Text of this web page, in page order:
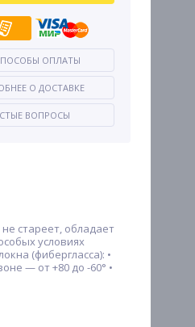
ОПЛАТЫ
О ДОСТАВКЕ
ВОПРОСЫ
стареет, обладает
условиях
(фибергласса): •
— от +80 до -60° •